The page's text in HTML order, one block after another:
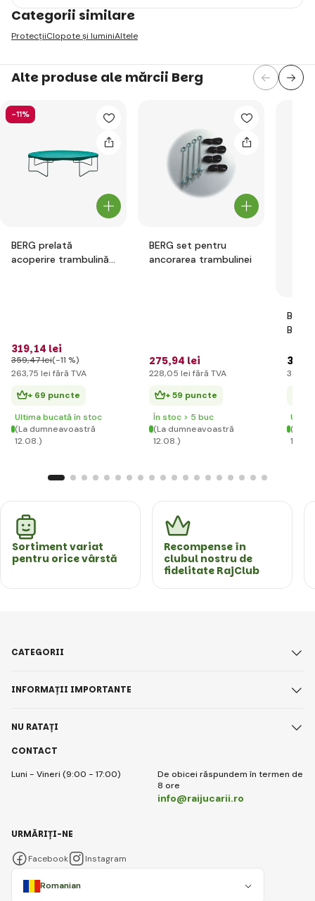
Categorii similare
ProtecțiiClopote și luminiAltele
Alte produse ale mărcii Berg
-11%
BERG prelată
acoperire trambulină
319,14 lei
359,47 lei(-11 %)
263,75 lei fără TVA
+ 69 puncte
Ultima bucată în stoc
(La dumneavoastră
12.08.)
BERG set pentru
ancorarea trambulinei
275,94 lei
228,05 lei fără TVA
+ 59 puncte
În stoc > 5 buc
(La dumneavoastră
12.08.)
BFR
3 787
3 130
(La
Sortiment variat
pentru orice vârstă
Recompense în
clubul nostru de
fidelitate RajClub
CONTACT
Luni - Vineri (9:00 - 17:00)
De obicei răspundem în termen de
8 ore
info@raijucarii.ro
CATEGORII
INFORMAȚII IMPORTANTE
NU RATAȚI
Romanian
URMĂRIȚI-NE
Facebook Instagram